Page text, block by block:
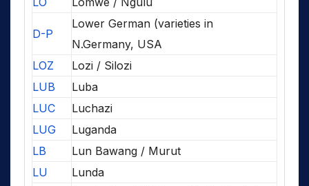
D-P
Lower German (varieties in
N.Germany, USA
LOZ
Lozi / Silozi
LUB
Luba
LUC
Luchazi
LUG
Luganda
LB
Lun Bawang / Murut
LU
Lunda